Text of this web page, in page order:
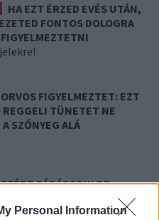
Personal Information
HA EZT ÉRZED EVÉS UTÁN,
FONTOS DOLOGRA
ORVOS FIGYELMEZTET: EZT
REGGELI TÜNETET NE
SZŐNYEG ALÁ
EZÉRT PÁRÁSODIK BE
AZ ABLAK – EGYSZERŰBB
MINT GONDOLNÁD